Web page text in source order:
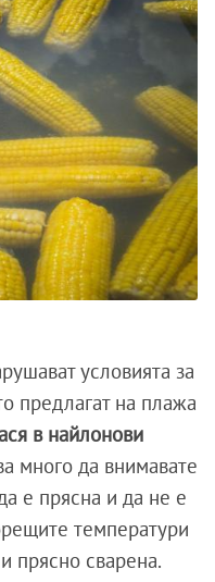
условията за
предлагат на плажа
в найлонови
много да внимавате
е прясна и да не е
температури
прясно сварена.